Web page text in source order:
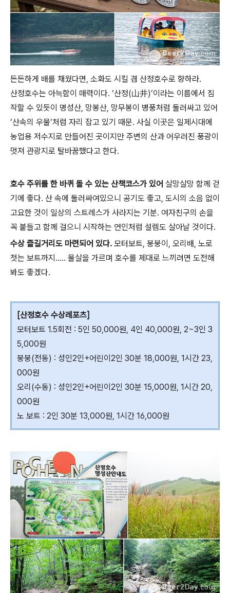
든든하게 배를 채웠다면, 소화도 시킬 겸 산정호수로 향하라.
산정호수는 아늑함이 매력이다. ‘산정(山井)’이라는 이름에서 짐
작할 수 있듯이 명성산, 망봉산, 망무봉이 병풍처럼 둘러싸고 있어
‘산속의 우물’처럼 자리 잡고 있기 때문. 사실 이곳은 일제시대에
농업용 저수지로 만들어진 곳이지만 주변의 산과 어우러진 풍광이
멋져 관광지로 탈바꿈했다고 한다.
호수 주위를 한 바퀴 돌 수 있는 산책코스가 있어 살망살망 함께 걷
기에 좋다. 산 속에 둘러싸여있으니 공기도 좋고, 도시의 소음 없이
고요한 것이 일상의 스트레스가 사라지는 기분. 여자친구의 손을
꼭 붙들고 함께 걸으니 시작하는 연인처럼 설렘도 살아날 것이다.
수상 즐길거리도 마련되어 있다. 모터보트, 붕붕이, 오리배, 노로
젓는 보트까지….. 물살을 가르며 호수를 제대로 느끼려면 도전해
봐도 좋겠다.
[산정호수 수상레포츠]
모터보트 1.5회전 : 5인 50,000원, 4인 40,000원, 2~3인 3
5,000원
붕붕(전동) : 성인2인+어린이2인 30분 18,000원, 1시간 23,
000원
오리(수동) : 성인2인+어린이2인 30분 15,000원, 1시간 20,
000원
노 보트 : 2인 30분 13,000원, 1시간 16,000원